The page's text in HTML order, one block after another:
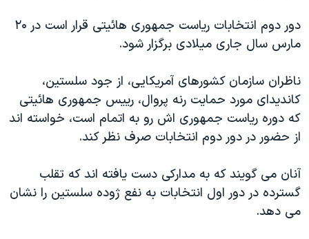
همایش محافظه‌کاران آمریکا «سی‌پک»
صفحه‌های ویژه
دور دوم انتخابات ریاست جمهوری هائیتی قرار است در ۲۰
مارس سال جاری میلادی برگزار شود.
ناظران سازمان کشورهای آمریکایی، از جود سلستین،
کاندیدای مورد حمایت رنه پروال، رییس جمهوری هائیتی
که دوره ریاست جمهوری اش رو به اتمام است، خواسته اند
از حضور در دور دوم انتخابات صرف نظر کند.
آنان می گویند که به مدارکی دست یافته اند که تقلب
گسترده در دور اول انتخابات به نفع ژوده سلستین را نشان
می دهد.